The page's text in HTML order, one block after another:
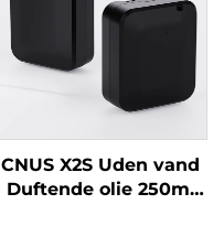
CNUS X2S Uden vand
Duftende olie 250ml